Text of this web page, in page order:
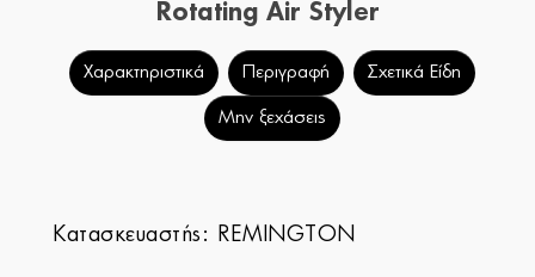
Rotating Air Styler
Χαρακτηριστικά Περιγραφή Σχετικά Είδη
Μην ξεχάσεις
Κατασκευαστής: REMINGTON